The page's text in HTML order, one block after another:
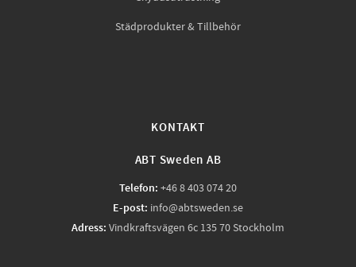
Städprodukter & Tillbehör
KONTAKT
ABT Sweden AB
Telefon: +46 8 403 074 20
E-post: info@abtsweden.se
Adress: Vindkraftsvägen 6c 135 70 Stockholm